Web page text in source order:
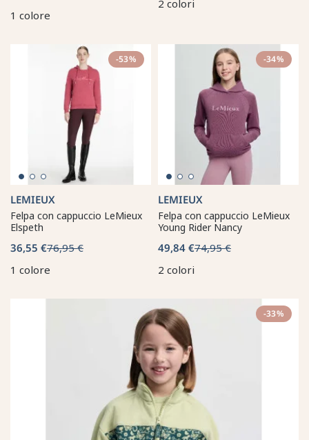
1 colore
2 colori
-53%
LEMIEUX
Felpa con cappuccio LeMieux
Elspeth
36,55 €76,95 €
1 colore
-34%
LEMIEUX
Felpa con cappuccio LeMieux
Young Rider Nancy
49,84 €74,95 €
2 colori
-33%